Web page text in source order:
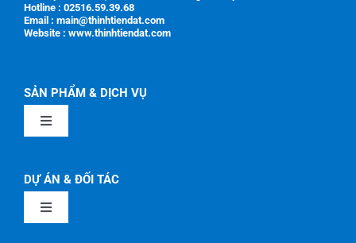
Hotline : 02516.59.39.68
Email : main@thinhtiendat.com
Website : www.thinhtiendat.com
SẢN PHẨM & DỊCH VỤ
Toggle
SẢN PHẨM CƠ KHÍ
DỰ ÁN & ĐỐI TÁC
Toggle